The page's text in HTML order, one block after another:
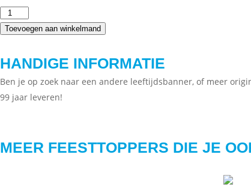
Toevoegen aan winkelmand
HANDIGE INFORMATIE
Ben je op zoek naar een andere leeftijdsbanner, of meer
99 jaar leveren!
MEER FEESTTOPPERS DIE JE